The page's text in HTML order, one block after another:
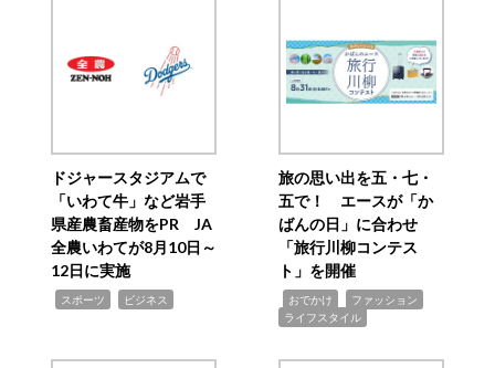
ドジャースタジアムで
「いわて牛」など岩手
県産農畜産物をPR JA
全農いわてが8月10日～
12日に実施
スポーツ ビジネス
旅の思い出を五・七・
五で！ エースが「か
ばんの日」に合わせ
「旅行川柳コンテス
ト」を開催
おでかけ ファッション
ライフスタイル